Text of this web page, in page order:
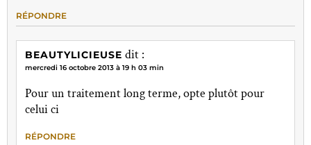
RÉPONDRE
BEAUTYLICIEUSE dit :
mercredi 16 octobre 2013 à 19 h 03 min
Pour un traitement long terme, opte plutôt pour
celui ci
RÉPONDRE